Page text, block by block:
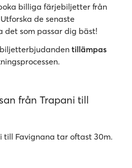
billiga färjebiljetter från
de senaste
det som passar dig bäst!
tillämpas
från Trapani till
till Favignana tar oftast 30m.